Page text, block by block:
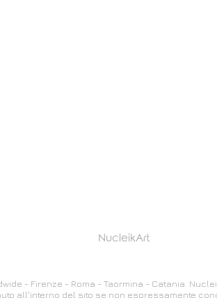
NucleikArt
- Firenze - Roma - Taormina - Catania
all'interno del sito se non espressamente